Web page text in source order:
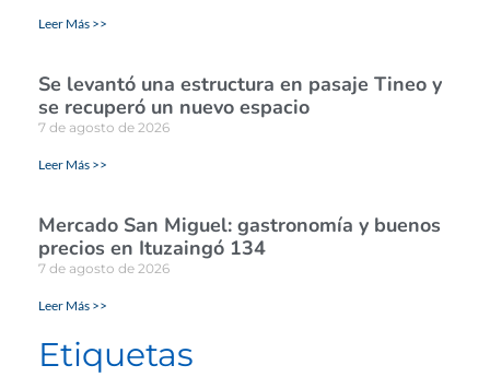
Leer Más >>
Se levantó una estructura en pasaje Tineo y
se recuperó un nuevo espacio
7 de agosto de 2026
Leer Más >>
Mercado San Miguel: gastronomía y buenos
precios en Ituzaingó 134
7 de agosto de 2026
Leer Más >>
Etiquetas